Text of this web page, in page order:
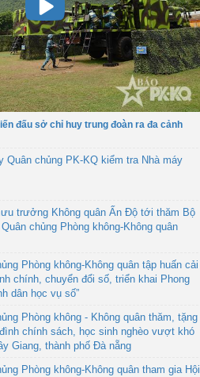
đấu sở chỉ huy trung đoàn ra đa cảnh
Quân chủng PK-KQ kiểm tra Nhà máy
trưởng Không quân Ấn Độ tới thăm Bộ
chủng Phòng không-Không quân
Phòng không-Không quân tập huấn cải
chính, chuyển đổi số, triển khai Phong
dân học vụ số”
Phòng không - Không quân thăm, tặng
chính sách, học sinh nghèo vượt khó
Giang, thành phố Đà nẵng
Phòng không-Không quân tham gia Hội